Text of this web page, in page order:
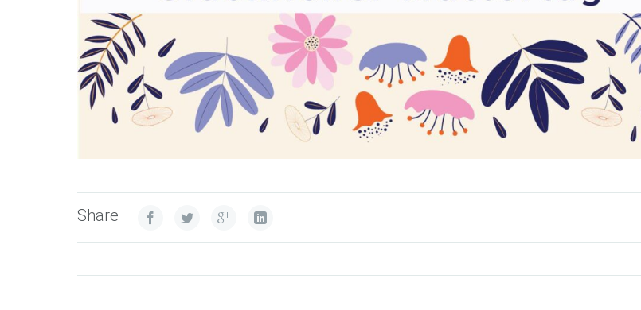
Share